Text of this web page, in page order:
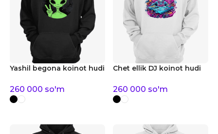
Yashil begona koinot hudi
260 000 so'm
Chet ellik DJ koinot hudi
260 000 so'm